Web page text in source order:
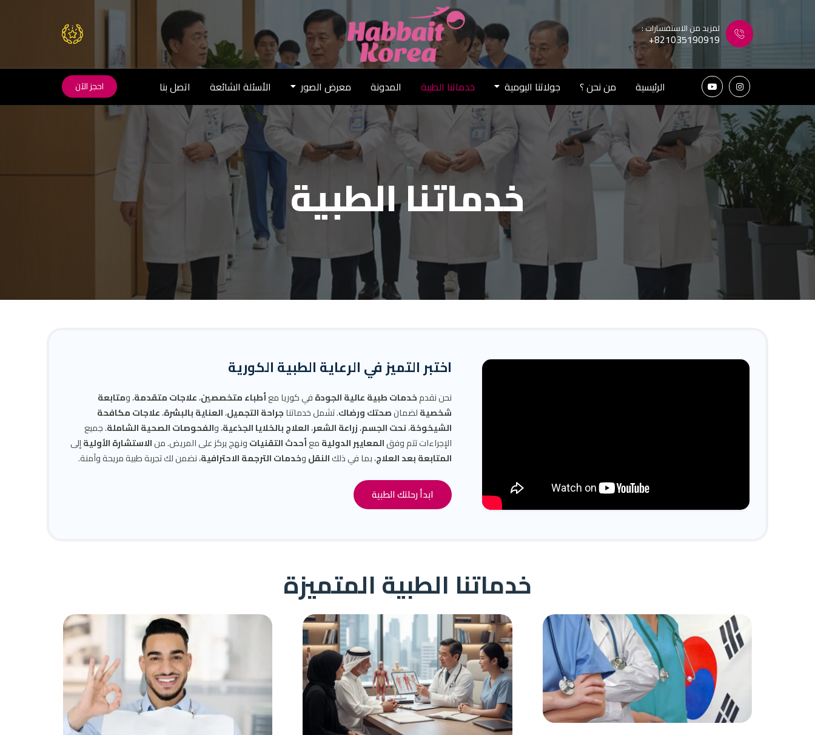
لمزيد من الاستفسارات :
+821035190919
الرئيسية من نحن ؟ جولاتنا اليومية خدماتنا الطبية المدونة معرض الصور الأسئلة الشائعة اتصل بنا احجز الآن
خدماتنا الطبية
اختبر التميز في الرعاية الطبية الكورية
نحن نقدمخدمات طبية عالية الجودةفي كوريا معأطباء متخصصين،علاجات متقدمة، ومتابعة
شخصيةلضمانصحتك ورضاك. تشمل خدماتناجراحة التجميل،العناية بالبشرة،علاجات مكافحة
الشيخوخة،نحت الجسم،زراعة الشعر،العلاج بالخلايا الجذعية، والفحوصات الصحية الشاملة. جميع
الإجراءات تتم وفقالمعايير الدوليةمعأحدث التقنياتونهج يركز على المريض. منالاستشارة الأوليةإلى
المتابعة بعد العلاج، بما في ذلكالنقلوخدمات الترجمة الاحترافية، نضمن لك تجربة طبية مريحة وآمنة.
ابدأ رحلتك الطبية
خدماتنا الطبية المتميزة